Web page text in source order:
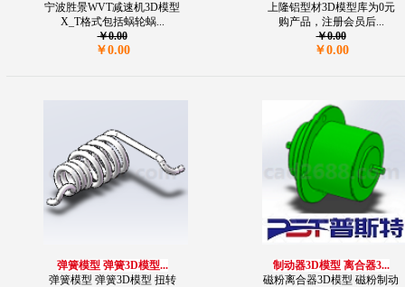
宁波胜景WVT减速机3D模型
X_T格式包括蜗轮蜗...
￥0.00
￥0.00
上隆铝型材3D模型库为0元
购产品，注册会员后...
￥0.00
￥0.00
弹簧模型 弹簧3D模型...
弹簧模型 弹簧3D模型 扭转
制动器3D模型 离合器3...
磁粉离合器3D模型 磁粉制动